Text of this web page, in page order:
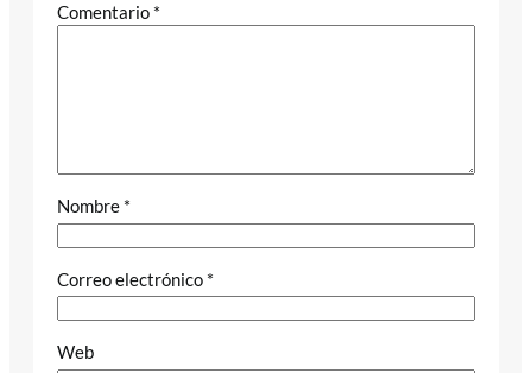
Comentario *
Nombre *
Correo electrónico *
Web